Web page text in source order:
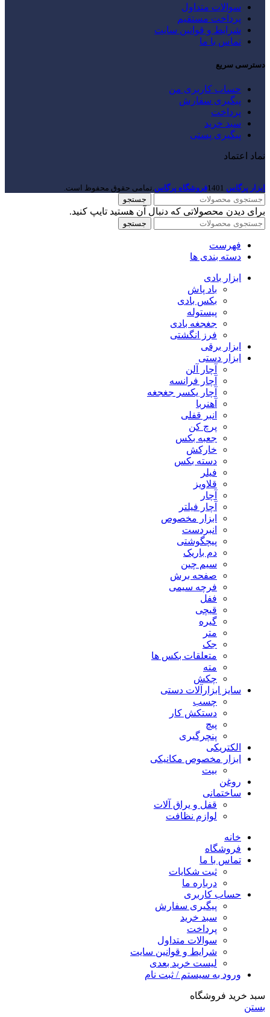
سوالات متداول
پرداخت مستقیم
شرایط و قوانین سایت
تماس با ما
دسترسی سریع
حساب کاربری من
پیگیری سفارش
پرداخت
سبد خرید
پیگیری پستی
نماد اعتماد
ابزار پرگاس 1401فروشگاه پرگاس.تمامی حقوق محفوظ است.
جستجو
برای دیدن محصولاتی که دنبال آن هستید تایپ کنید.
جستجو
فهرست
دسته بندی ها
ابزار بادی
باد پاش
بکس بادی
پیستوله
جغجغه بادی
فرز انگشتی
ابزار برقی
ابزار دستی
آچار آلن
آچار فرانسه
آچار یکسر جغجغه
آهنربا
انبر قفلی
پرچ کن
جعبه بکس
خارکش
دسته بکس
فیلر
قلاویز
آچار
آچار فیلتر
ابزار مخصوص
انبردست
پیچگوشتی
دم باریک
سیم چین
صفحه برش
فرچه سیمی
ففل
قیچی
گیره
متر
جک
متعلقات بکس ها
مته
چکش
سایز ابزارآلات دستی
چسب
دستکش کار
پیچ
پنچرگیری
الکتریکی
ابزار مخصوص مکانیکی
بیت
روغن
ساختمانی
قفل و یراق آلات
لوازم نظافت
خانه
فروشگاه
تماس با ما
ثبت شکایات
درباره ما
حساب کاربری
پیگیری سفارش
سبد خرید
پرداخت
سوالات متداول
شرایط و قوانین سایت
لیست خرید بعدی
ورود به سیستم / ثبت نام
سبد خرید فروشگاه
بستن